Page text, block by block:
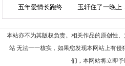
五年爱情长跑终
玉轩住了一晚上
本站亦不为其版权负责。相关作品的原创性
站 无法一一核实，如果您发现本网站上有
们，本网站将立即予